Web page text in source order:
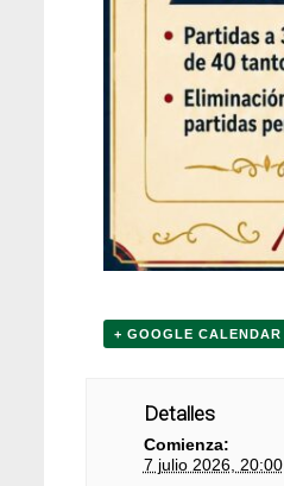
+ GOOGLE CALENDAR
Detalles
Comienza:
7 julio 2026, 20:00